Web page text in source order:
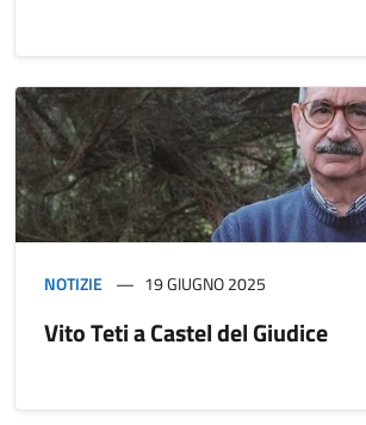
NOTIZIE 19 GIUGNO 2025
Vito Teti a Castel del Giudice